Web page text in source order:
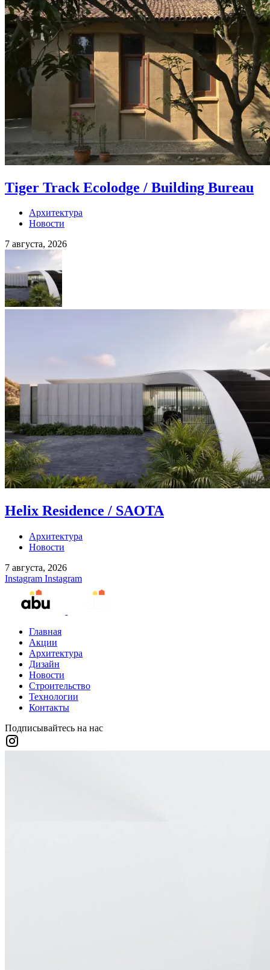
Tiger Track Ecolodge / Building Bureau
Архитектура
Новости
7 августа, 2026
Helix Residence / SAOTA
Архитектура
Новости
7 августа, 2026
Instagram Instagram
Главная
Акции
Архитектура
Дизайн
Новости
Строительство
Технологии
Контакты
Подписывайтесь на нас